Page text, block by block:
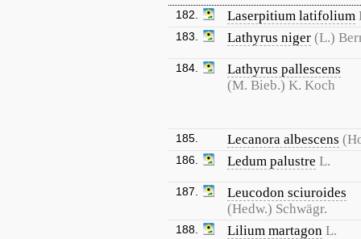
182. Laserpitium latifolium
183. Lathyrus niger (L.)
184.
Lathyrus pallescens
(M. Bieb.) K. Koch
185. Lecanora albescens
186. Ledum palustre L.
187.
Leucodon sciuroides
(Hedw.) Schwägr.
188. Lilium martagon L.